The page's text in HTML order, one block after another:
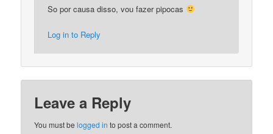
So por causa disso, vou fazer pipocas
Log in to Reply
Leave a Reply
You must belogged in to post a comment.